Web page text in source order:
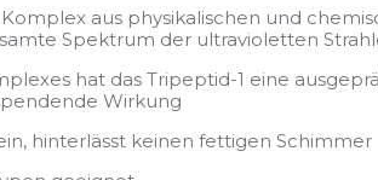
aus physikalischen und
Spektrum der ultravioletten
hat das Tripeptid-1 eine
Wirkung
hinterlässt keinen fettigen Schimmer